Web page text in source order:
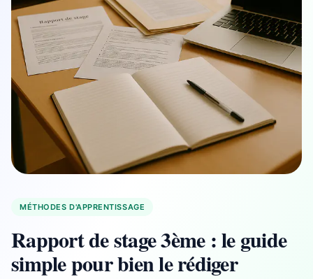
MÉTHODES D'APPRENTISSAGE
Rapport de stage 3ème : le guide
simple pour bien le rédiger